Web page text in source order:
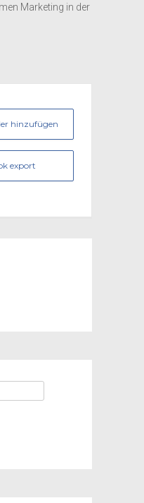
Marketing in der
hinzufügen
export